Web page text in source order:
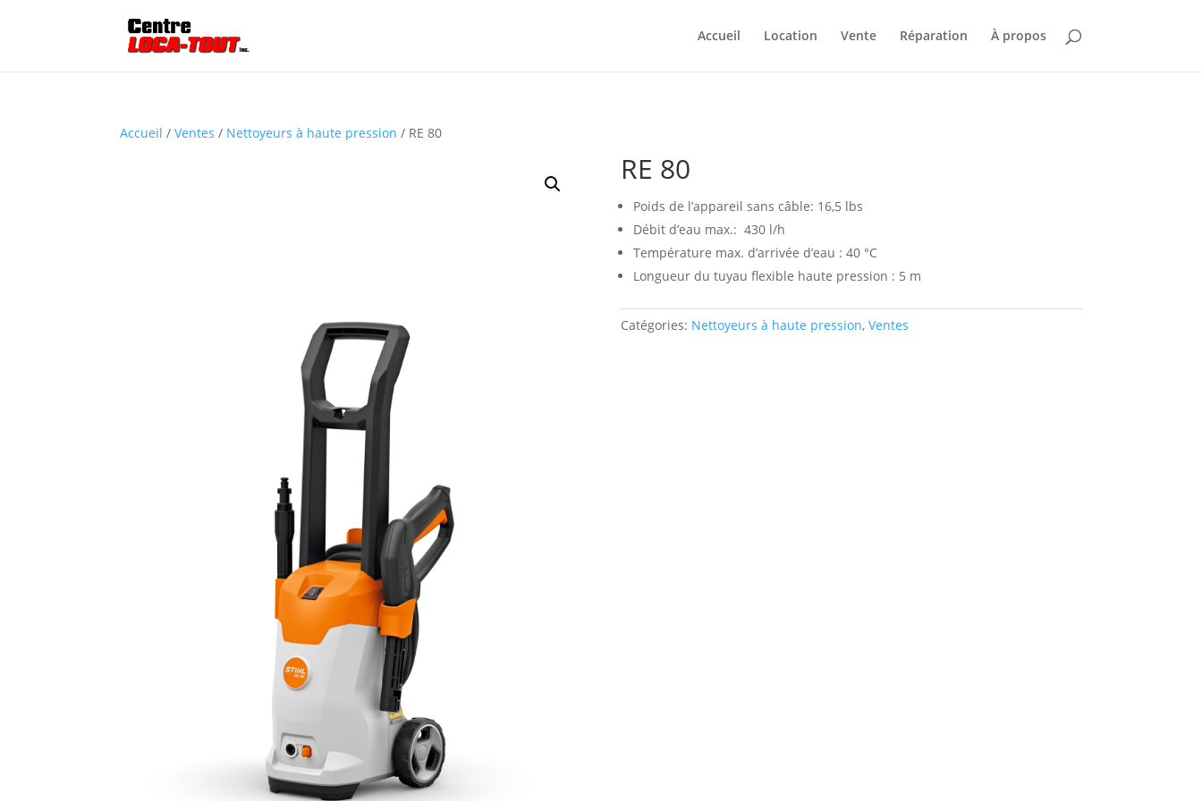
Accueil Location Vente Réparation À propos
Accueil /Ventes / Nettoyeurs à haute pression / RE 80
RE 80
Poids de l’appareil sans câble: 16,5 lbs
Débit d’eau max.: 430 l/h
Température max. d’arrivée d’eau : 40 °C
Longueur du tuyau flexible haute pression : 5 m
Catégories: Nettoyeurs à haute pression, Ventes